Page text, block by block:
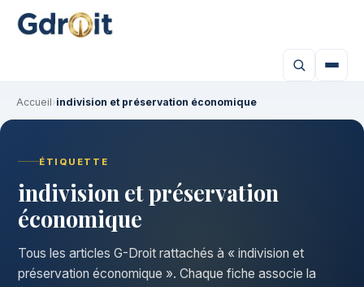
Accueil›indivision et préservation économique
ÉTIQUETTE
indivision et préservation
économique
Tous les articles G-Droit rattachés à « indivision et
préservation économique ». Chaque fiche associe la